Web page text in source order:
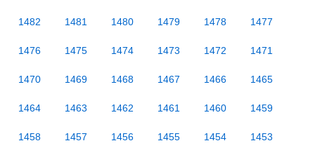
1482 1481 1480 1479 1478 1477
1476 1475 1474 1473 1472 1471
1470 1469 1468 1467 1466 1465
1464 1463 1462 1461 1460 1459
1458 1457 1456 1455 1454 1453